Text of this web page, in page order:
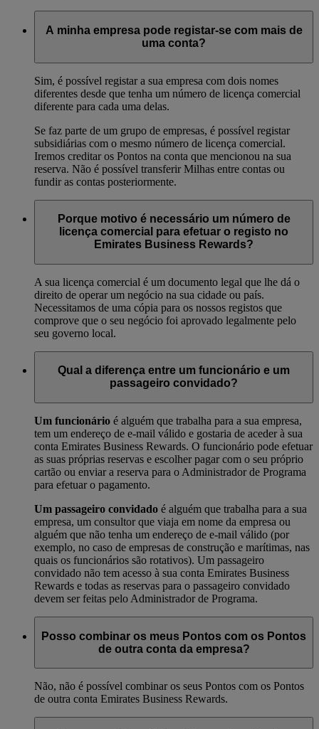
A minha empresa pode registar-se com mais de
uma conta?
Sim, é possível registar a sua empresa com dois nomes
diferentes desde que tenha um número de licença comercial
diferente para cada uma delas.
Se faz parte de um grupo de empresas, é possível registar
subsidiárias com o mesmo número de licença comercial.
Iremos creditar os Pontos na conta que mencionou na sua
reserva. Não é possível transferir Milhas entre contas ou
fundir as contas posteriormente.
Porque motivo é necessário um número de
licença comercial para efetuar o registo no
Emirates Business Rewards?
A sua licença comercial é um documento legal que lhe dá o
direito de operar um negócio na sua cidade ou país.
Necessitamos de uma cópia para os nossos registos que
comprove que o seu negócio foi aprovado legalmente pelo
seu governo local.
Qual a diferença entre um funcionário e um
passageiro convidado?
Um funcionário é alguém que trabalha para a sua empresa,
tem um endereço de e-mail válido e gostaria de aceder à sua
conta Emirates Business Rewards. O funcionário pode efetuar
as suas próprias reservas e escolher pagar com o seu próprio
cartão ou enviar a reserva para o Administrador de Programa
para efetuar o pagamento.
Um passageiro convidado é alguém que trabalha para a sua
empresa, um consultor que viaja em nome da empresa ou
alguém que não tenha um endereço de e-mail válido (por
exemplo, no caso de empresas de construção e marítimas, nas
quais os funcionários são rotativos). Um passageiro
convidado não tem acesso à sua conta Emirates Business
Rewards e todas as reservas para o passageiro convidado
devem ser feitas pelo Administrador de Programa.
Posso combinar os meus Pontos com os Pontos
de outra conta da empresa?
Não, não é possível combinar os seus Pontos com os Pontos
de outra conta Emirates Business Rewards.